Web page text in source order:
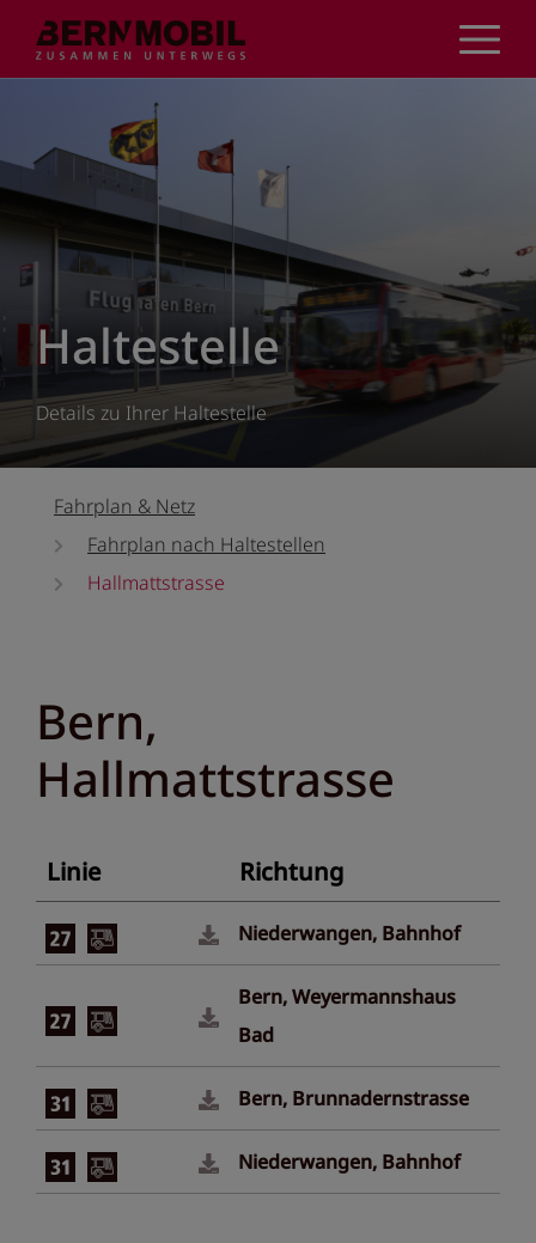
Inhalt
Haltestelle
Details zu Ihrer Haltestelle
Fahrplan & Netz
Fahrplan nach Haltestellen
Hallmattstrasse
Bern,
Hallmattstrasse
Linie Richtung
Niederwangen, Bahnhof
Bern, Weyermannshaus
Bad
Bern, Brunnadernstrasse
Niederwangen, Bahnhof